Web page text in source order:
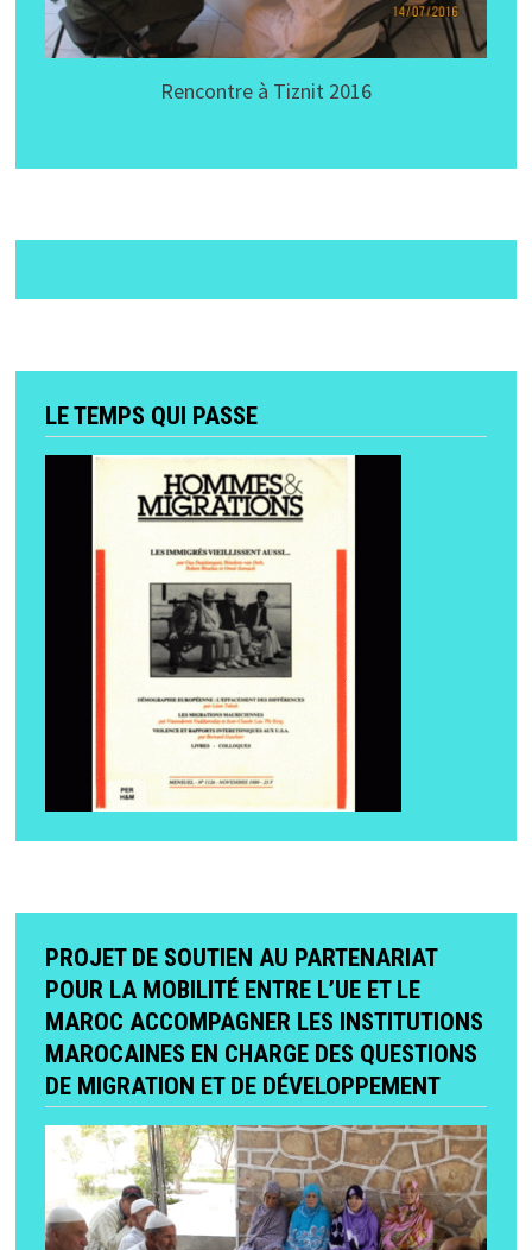
Rencontre à Tiznit 2016
LE TEMPS QUI PASSE
PROJET DE SOUTIEN AU PARTENARIAT
POUR LA MOBILITÉ ENTRE L’UE ET LE
MAROC ACCOMPAGNER LES INSTITUTIONS
MAROCAINES EN CHARGE DES QUESTIONS
DE MIGRATION ET DE DÉVELOPPEMENT